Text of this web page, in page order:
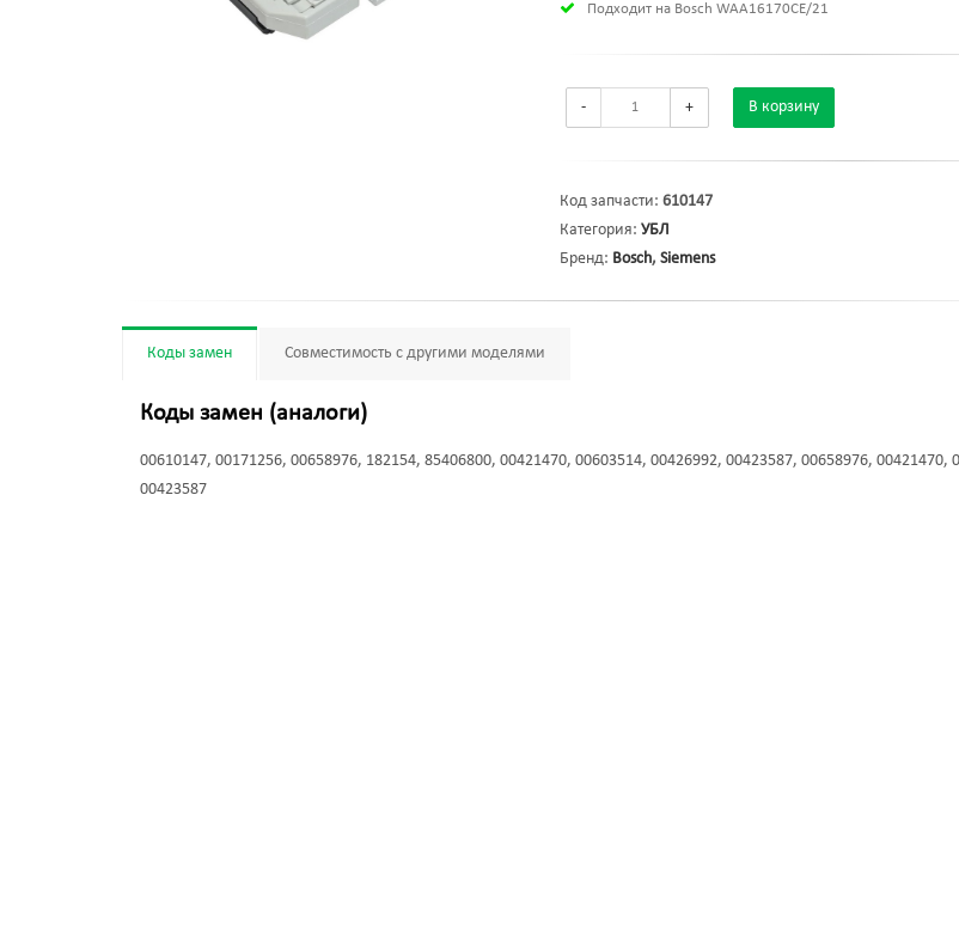
Подходит на Bosch WAA16170CE/21
- + В корзину
Код запчасти: 610147
Категория: УБЛ
Бренд: Bosch, Siemens
Коды замен Совместимость с другими моделями
Коды замен (аналоги)
00610147, 00171256, 00658976, 182154, 85406800, 00421470, 00603514, 00426992, 00423587, 00658976, 00421470,
00423587